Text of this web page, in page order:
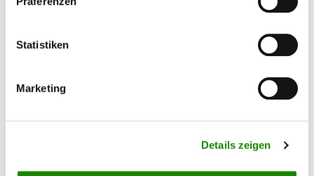
Statistiken
Marketing
Details zeigen
für die 600ml PE Flaschen. Mit dem 25cm langen
größere Partikel angesaugt werden und den
Sprühkopf verstopfen. Die Düse kann durch